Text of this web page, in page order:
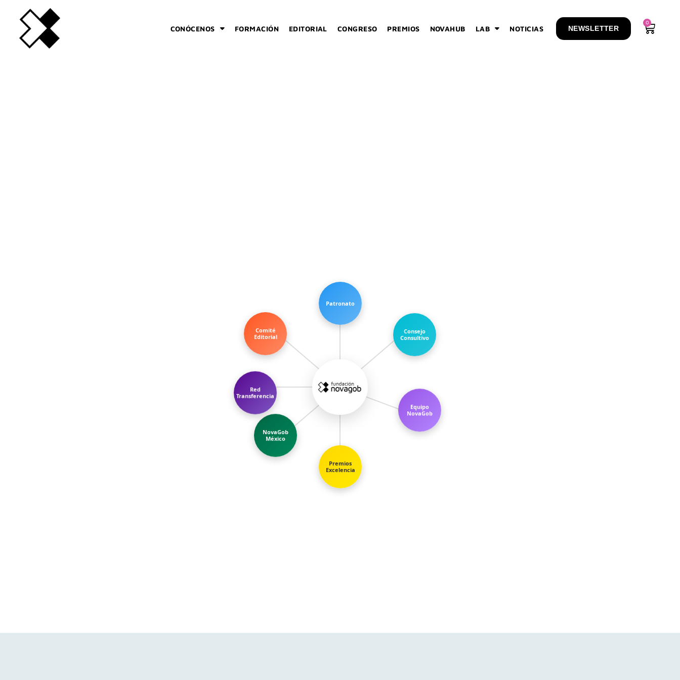
CONÓCENOS FORMACIÓN EDITORIAL CONGRESO PREMIOS NOVAHUB LAB NOTICIAS NEWSLETTER
0
Patronato
Consejo
Consultivo
Equipo
NovaGob
Premios
Excelencia
NovaGob
México
Red
Transferencia
Comité
Editorial